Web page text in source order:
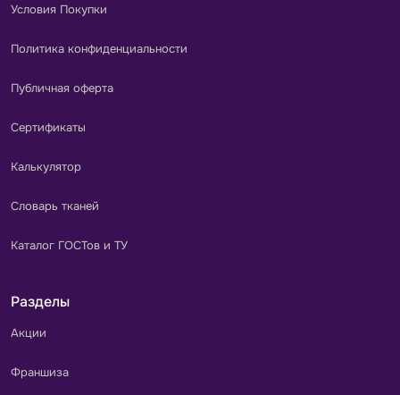
Условия Покупки
Политика конфиденциальности
Публичная оферта
Сертификаты
Калькулятор
Словарь тканей
Каталог ГОСТов и ТУ
Разделы
Акции
Франшиза